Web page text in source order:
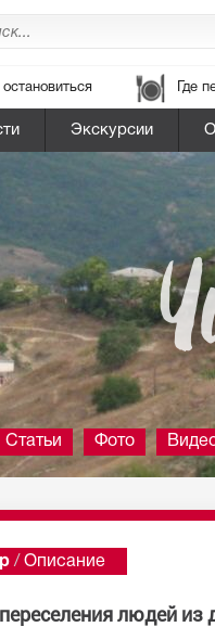
остановиться Где
Экскурсии
Статьи Фото
/ Описание
людей из